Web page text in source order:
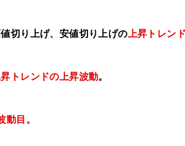
切り上げ、安値切り上げの 上昇トレン
昇トレンドの上昇波動。
動目。